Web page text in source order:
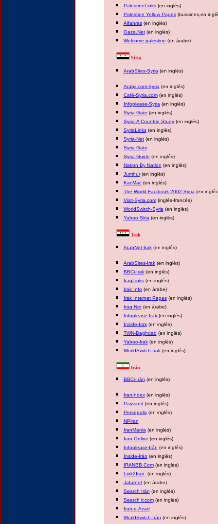
PalestineLinks(en inglés)
Palestine Yellow Pages(bussines,en
Alfahras(en inglés)
Gaza.Net(en inglés)
Welcome palestine (en árabe)
Siria
ArabSites-Syria (en inglés)
Arabji.com-Syria (en inglés)
Café-Syria.com(en inglés)
Infoplease-Syria (en inglés)
Syria Gate (en inglés)
Syria-A Countrie Study(en inglés)
SyriaLinks(en inglés)
Syria-Net(en inglés)
Syria Gate
Syria Guide (en inglés)
Nation By Nation (en inglés)
Jumhur(en inglés)
KacMac(en inglés)
The World Factbook 2002-Syria (en
Visit-Syria.com(inglés-francés)
WorldSwitch-Syria (en inglés)
Yahoo Siria (en inglés)
Irak
ArabNet-Irak(en inglés)
ArabSites-Irak(en inglés)
BBCi-Irak(en inglés)
IraqLinks(en inglés)
Irak Info(en árabe)
Irak Internet Pages(en inglés)
Iraq.Net(en árabe)
Infoplease-Irak(en inglés)
Inside-Irak(en inglés)
TWN-Baghdad (en inglés)
Yahoo-Irak(en inglés)
WorldSwitch-Irak(en inglés)
Irán
BBCi-Irán (en inglés)
IranIndex(en inglés)
Payvand (en inglés)
Persepolis(en inglés)
NPiran
IranMania (en inglés)
Iran Online (en inglés)
Infoplease-Irán (en inglés)
Inside-Irán (en inglés)
IRANBB.Com(en inglés)
Link2Iran
(en inglés)
Jafarnet(en árabe)
Search Irán (en inglés)
Search ir.com(en inglés)
Iran-e-Azad
WorldSwitch-Irán (en inglés)